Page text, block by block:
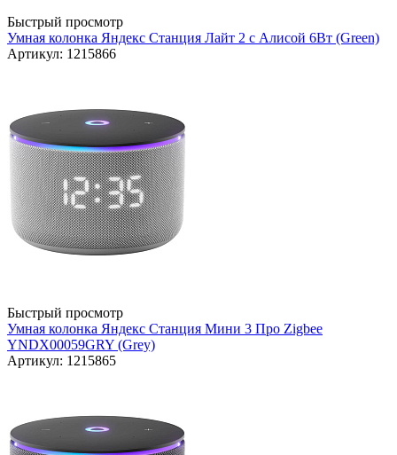
Быстрый просмотр
Умная колонка Яндекс Станция Лайт 2 с Алисой 6Вт (Green)
Артикул: 1215866
Быстрый просмотр
Умная колонка Яндекс Станция Мини 3 Про Zigbee
YNDX00059GRY (Grey)
Артикул: 1215865